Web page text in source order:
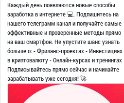
Каждый день появляются новые способы
заработка в интернете 💻. Подпишитесь на
нашего телеграмм канал и получайте самые
эффективные и проверенные методы прямо
на ваш смартфон. Не упустите шанс узнать
больше о: - Фриланс-проектах - Инвестициях
в криптовалюту - Онлайн-курсах и тренингах
Подписывайтесь прямо сейчас и начинайте
зарабатывать уже сегодня! 🚀